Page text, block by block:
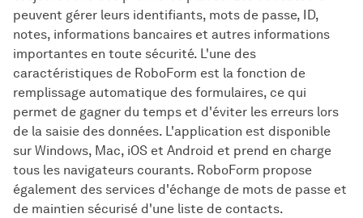
peuvent gérer leurs identifiants, mots de passe, ID,
notes, informations bancaires et autres informations
importantes en toute sécurité. L'une des
caractéristiques de RoboForm est la fonction de
remplissage automatique des formulaires, ce qui
permet de gagner du temps et d'éviter les erreurs lors
de la saisie des données. L'application est disponible
sur Windows, Mac, iOS et Android et prend en charge
tous les navigateurs courants. RoboForm propose
également des services d'échange de mots de passe et
de maintien sécurisé d'une liste de contacts.